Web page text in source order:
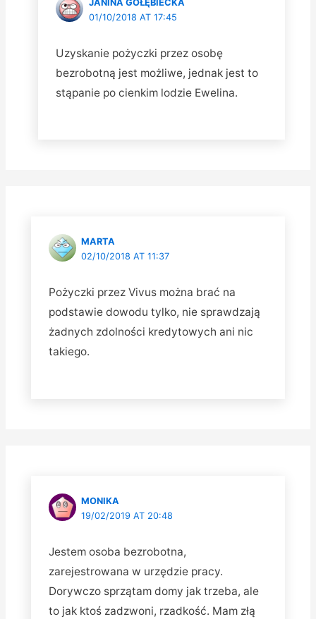
JANINA GOŁĘBIECKA
01/10/2018 AT 17:45
Uzyskanie pożyczki przez osobę
bezrobotną jest możliwe, jednak jest to
stąpanie po cienkim lodzie Ewelina.
MARTA
02/10/2018 AT 11:37
Pożyczki przez Vivus można brać na
podstawie dowodu tylko, nie sprawdzają
żadnych zdolności kredytowych ani nic
takiego.
MONIKA
19/02/2019 AT 20:48
Jestem osoba bezrobotna,
zarejestrowana w urzędzie pracy.
Dorywczo sprzątam domy jak trzeba, ale
to jak ktoś zadzwoni, rzadkość. Mam złą